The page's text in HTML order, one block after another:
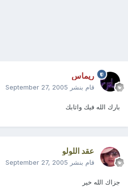
ريماس
قام بنشر September 27, 2005
بارك الله فيك واثابك
عقد اللولو
قام بنشر September 27, 2005
جزاك الله خير